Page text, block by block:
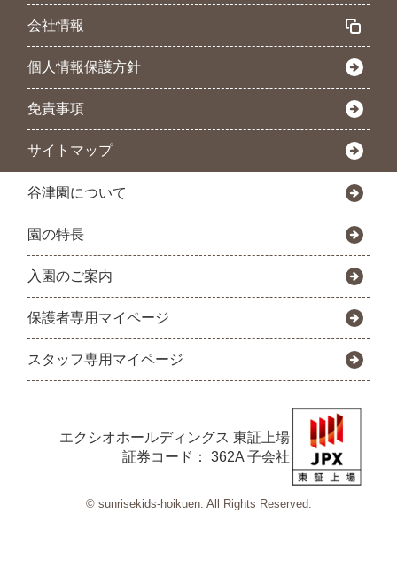
会社情報
個人情報保護方針
免責事項
サイトマップ
谷津園について
園の特長
入園のご案内
保護者専用マイページ
スタッフ専用マイページ
エクシオホールディングス 東証上場
証券コード： 362A 子会社
© sunrisekids-hoikuen. All Rights Reserved.